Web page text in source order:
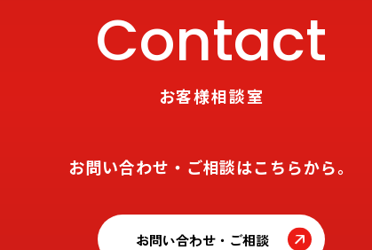
Contact
お客様相談室
お問い合わせ・ご相談はこちらから。
お問い合わせ・ご相談